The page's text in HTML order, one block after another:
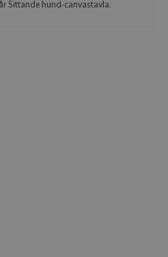
Sittande hund-canvastavla.